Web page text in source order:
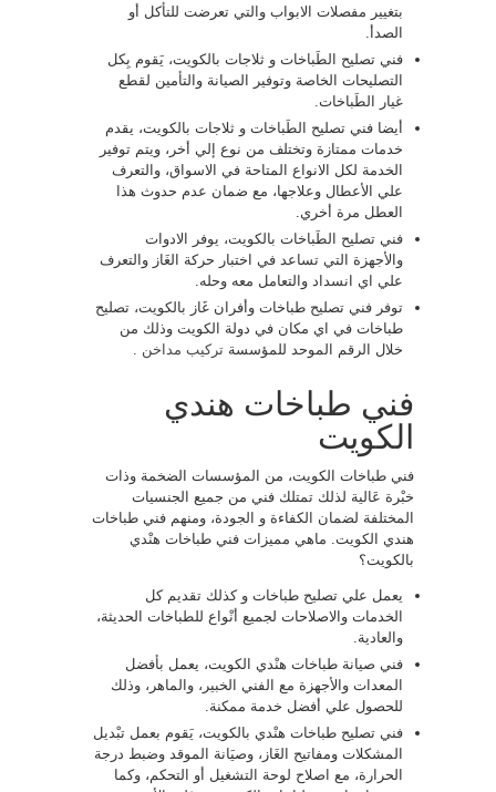
بتغيير مفصلات الابواب والتي تعرضت للتأكل أو
الصدأ.
فني تصليح الطَباخات و ثلاجات بالكويت، يَقوم بِكل
التصليحات الخاصة وتوفير الصيانة والتأمين لقطع
غيار الطَباخات.
أيضا فني تصليح الطَباخات و ثلاجات بالكويت، يقدم
خدمات ممتازة وتختلف من نوع إلي أخر، ويتم توفير
الخدمة لكل الانواع المتاحة في الاسواق، والتعرف
علي الأعطال وعلاجها، مع ضمان عدم حدوث هذا
العطل مرة أخري.
فني تصليح الطَباخات بالكويت، يوفر الادوات
والأجهزة التي تساعد في اختبار حركة الغَاز والتعرف
علي اي انسداد والتعامل معه وحله.
توفر فني تصليح طباخات وأفران غَاز بالكويت، تصليح
طباخات في اي مكان في دولة الكويت وذلك من
خلال الرقم الموحد للمؤسسة تركيب مداخن
فني طباخات هندي
الكويت
فني طباخات الكويت، من المؤسسات الضخمة وذات
خبْرة عَالية لذلك تمتلك فني من جميع الجنسيات
المختلفة لضمان الكفاءة و الجودة، ومنهم فني طباخات
هندي الكويت. ماهي مميزات فني طباخات هنْدي
بالكويت؟
يعمل علي تصليح طباخات و كذلك تقديم كل
الخدمات والاصلاحات لجميع أنْواع للطباخات الحديثة،
والعادية.
فني صيانة طباخات هنْدي الكويت، يعمل بأفضل
المعدات والأجهزة مع الفني الخبير، والماهر، وذلك
للحصول علي أفضل خدمة ممكنة.
فني تصليح طباخات هنْدي بالكويت، يَقوم بعمل تبْديل
المشكلات ومفاتيح الغَاز، وصيَانة الموقد وضبط درجة
الحرارة، مع اصلاح لوحة التشغيل أو التحكم، وكما